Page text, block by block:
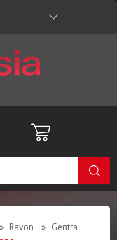
» Ravon » Gentra